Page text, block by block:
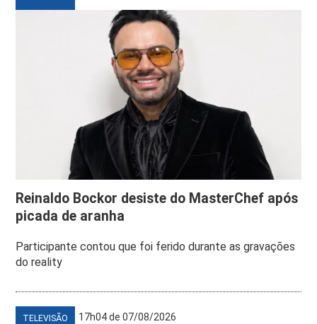
Reinaldo Bockor desiste do MasterChef após
picada de aranha
Participante contou que foi ferido durante as gravações
do reality
TELEVISÃO 17h04 de 07/08/2026